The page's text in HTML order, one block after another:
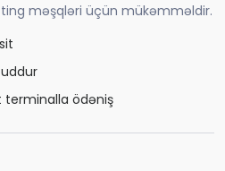
məşqləri üçün mükəmməldir.
terminalla ödəniş